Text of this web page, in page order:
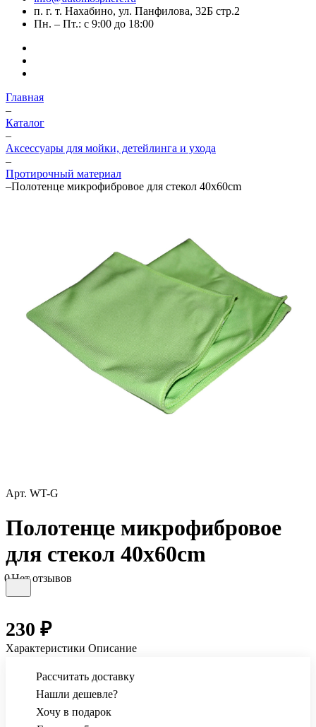
п. г. т. Нахабино, ул. Панфилова, 32Б стр.2
Пн. – Пт.: с 9:00 до 18:00
Главная
–
Каталог
–
Аксессуары для мойки, детейлинга и ухода
–
Протирочный материал
–Полотенце микрофибровое для стекол 40x60cm
Арт. WT-G
Полотенце микрофибровое
для стекол 40x60cm
0Нет отзывов
230 ₽
Характеристики Описание
Рассчитать доставку
Нашли дешевле?
Хочу в подарок